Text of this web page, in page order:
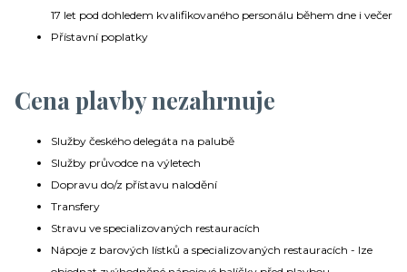
17 let pod dohledem kvalifikovaného personálu během dne i večer
Přístavní poplatky
Cena plavby nezahrnuje
Služby českého delegáta na palubě
Služby průvodce na výletech
Dopravu do/z přístavu nalodění
Transfery
Stravu ve specializovaných restauracích
Nápoje z barových lístků a specializovaných restauracích - lze